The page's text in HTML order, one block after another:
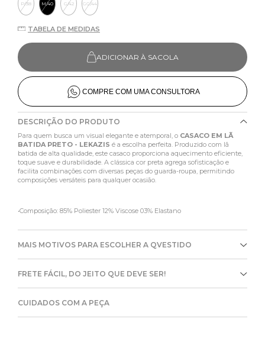
P/38 M/40 G/42 GG/44
TABELA DE MEDIDAS
ADICIONAR À SACOLA
COMPRE COM UMA CONSULTORA
DESCRIÇÃO DO PRODUTO
Para quem busca um visual elegante e atemporal, o CASACO EM LÃ
BATIDA PRETO - LEKAZIS é a escolha perfeita. Produzido com lã
batida de alta qualidade, este casaco proporciona aquecimento eficiente,
toque suave e durabilidade. A clássica cor preta agrega sofisticação e
facilita combinações com diversas peças do guarda-roupa, permitindo
composições versáteis para qualquer ocasião.
•Composição: 85% Poliester 12% Viscose 03% Elastano
MAIS MOTIVOS PARA ESCOLHER A QVESTIDO
FRETE FÁCIL, DO JEITO QUE DEVE SER!
CUIDADOS COM A PEÇA